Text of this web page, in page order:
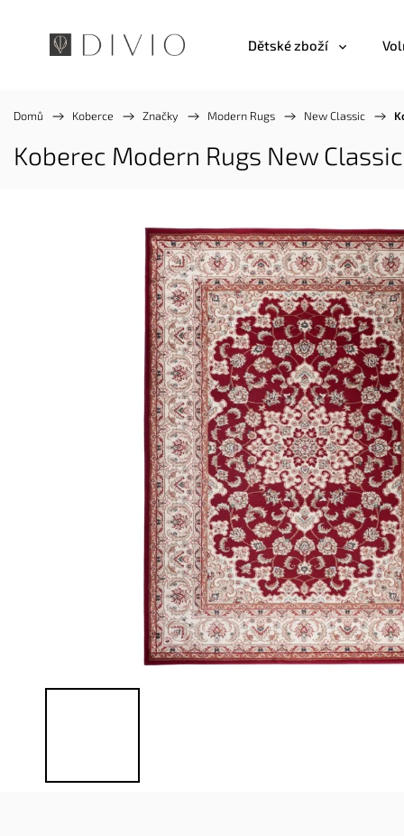
Dětské zboží
Domů / Koberce / Značky / Modern Rugs / New Classic /
Koberec Modern Rugs New